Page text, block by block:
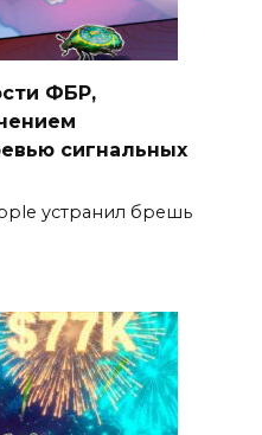
ФБР,
сигнальных
устранил брешь